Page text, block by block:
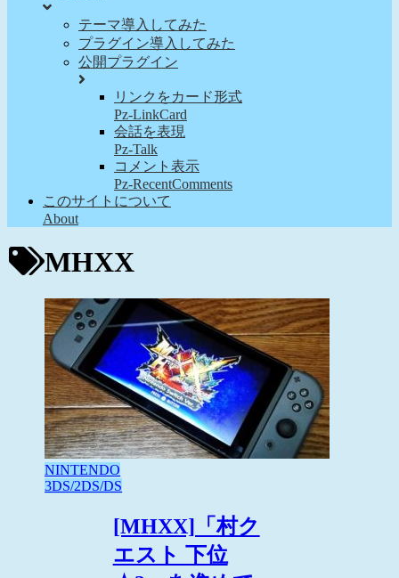
テーマ導入してみた
プラグイン導入してみた
公開プラグイン
リンクをカード形式
Pz-LinkCard
会話を表現
Pz-Talk
コメント表示
Pz-RecentComments
このサイトについて
About
MHXX
NINTENDO
3DS/2DS/DS
[MHXX]「村ク
エスト 下位